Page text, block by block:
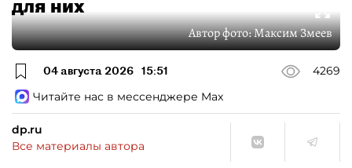
для них
Автор фото:Максим Змеев
04 августа 2026 15:51
4269
Читайте нас в мессенджере Max
dp.ru
Все материалы автора